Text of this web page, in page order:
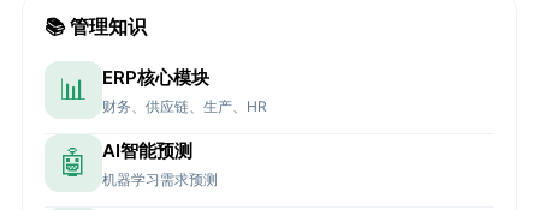
📚 管理知识
📊 ERP核心模块
财务、供应链、生产、HR
🤖 AI智能预测
机器学习需求预测